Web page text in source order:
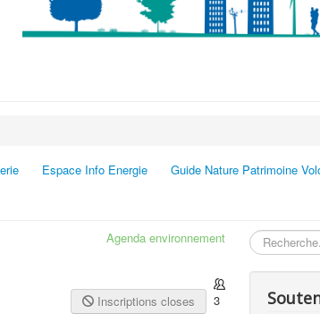
Espace Info Energie
Guide Nature Patrimoine
Agenda environnement
Inscriptions closes
3
Rechercher